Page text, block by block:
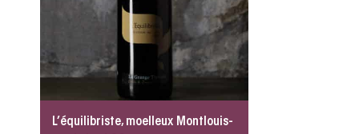
L’équilibriste, moelleux Montlouis-